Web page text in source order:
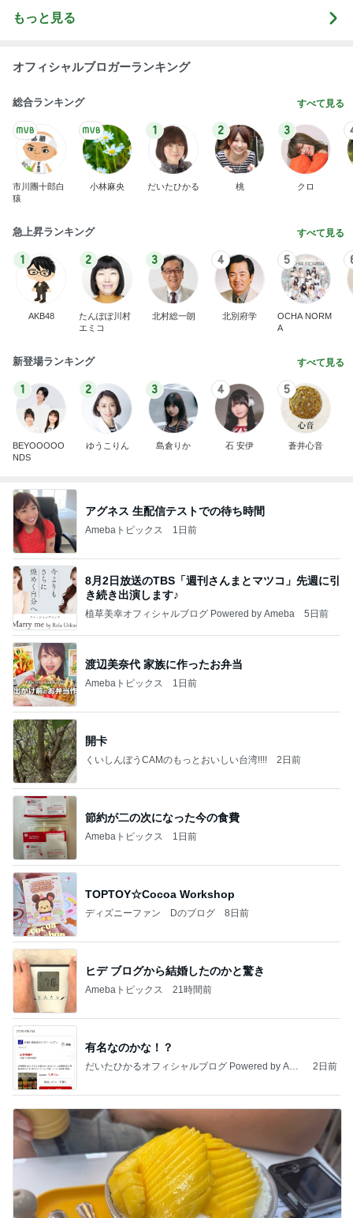
もっと見る
オフィシャルブロガーランキング
総合ランキング すべて見る
市川團十郎白
猿
小林麻央
1
だいたひかる
2
桃
3
クロ
急上昇ランキング すべて見る
1
AKB48
2
たんぽぽ川村
エミコ
3
北村総一朗
4
北別府学
5
OCHA NORM
A
新登場ランキング すべて見る
1
BEYOOOOO
NDS
2
ゆうこりん
3
島倉りか
4
石 安伊
5
蒼井心音
アグネス 生配信テストでの待ち時間
Amebaトピックス 1日前
8月2日放送のTBS「週刊さんまとマツコ」先週に引
き続き出演します♪
植草美幸オフィシャルブログ Powered by Ameba 5日前
渡辺美奈代 家族に作ったお弁当
Amebaトピックス 1日前
開卡
くいしんぼうCAMのもっとおいしい台湾!!!! 2日前
節約が二の次になった今の食費
Amebaトピックス 1日前
TOPTOY☆Cocoa Workshop
ディズニーファン Dのブログ 8日前
ヒデ ブログから結婚したのかと驚き
Amebaトピックス 21時間前
有名なのかな！？
だいたひかるオフィシャルブログ Powered by Ame
2日前